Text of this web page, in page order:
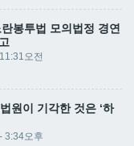
봉투법 모의법정 경연
오전
원이 기각한 것은 ‘하
3:34오후